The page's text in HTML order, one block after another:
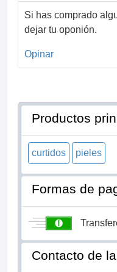
Si has comprado
dejar tu oponión.
Opinar
Productos
curtidos pieles
Formas de
Contacto de